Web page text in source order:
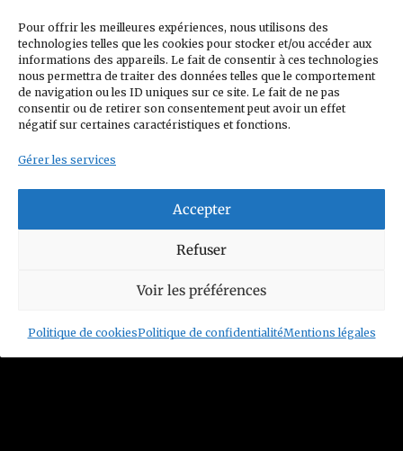
Pour offrir les meilleures expériences, nous utilisons des
technologies telles que les cookies pour stocker et/ou accéder aux
informations des appareils. Le fait de consentir à ces technologies
nous permettra de traiter des données telles que le comportement
de navigation ou les ID uniques sur ce site. Le fait de ne pas
consentir ou de retirer son consentement peut avoir un effet
négatif sur certaines caractéristiques et fonctions.
Gérer les services
Accepter
Refuser
Voir les préférences
Politique de cookiesPolitique de confidentialitéMentions légales
(CGV) Conditions générales de vente
Politique de confidentialité
Charte Club Privé
Contact
Politique de cookies (UE)
© 2026 Figurines Family
Siret n°: 93352208800014
contact@figurinesfamily.com